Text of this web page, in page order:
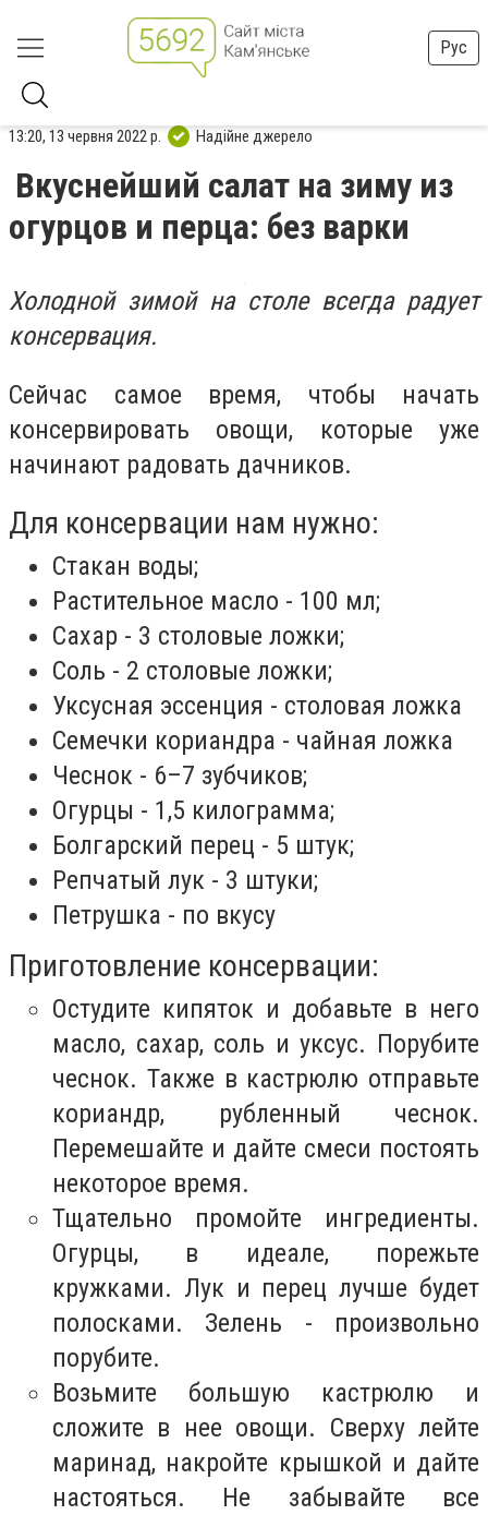
Рус
13:20, 13 червня 2022 р. Надійне джерело
Вкуснейший салат на зиму из
огурцов и перца: без варки
Холодной зимой на столе всегда радует
консервация.
Сейчас самое время, чтобы начать
консервировать овощи, которые уже
начинают радовать дачников.
Для консервации нам нужно:
Стакан воды;
Растительное масло - 100 мл;
Сахар - 3 столовые ложки;
Соль - 2 столовые ложки;
Уксусная эссенция - столовая ложка
Семечки кориандра - чайная ложка
Чеснок - 6–7 зубчиков;
Огурцы - 1,5 килограмма;
Болгарский перец - 5 штук;
Репчатый лук - 3 штуки;
Петрушка - по вкусу
Приготовление консервации:
Остудите кипяток и добавьте в него
масло, сахар, соль и уксус. Порубите
чеснок. Также в кастрюлю отправьте
кориандр, рубленный чеснок.
Перемешайте и дайте смеси постоять
некоторое время.
Тщательно промойте ингредиенты.
Огурцы, в идеале, порежьте
кружками. Лук и перец лучше будет
полосками. Зелень - произвольно
порубите.
Возьмите большую кастрюлю и
сложите в нее овощи. Сверху лейте
маринад, накройте крышкой и дайте
настояться. Не забывайте все